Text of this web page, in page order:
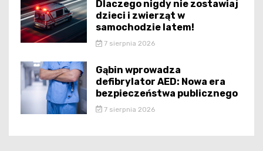
Dlaczego nigdy nie zostawiaj
dzieci i zwierząt w
samochodzie latem!
7 sierpnia 2026
Gąbin wprowadza
defibrylator AED: Nowa era
bezpieczeństwa publicznego
7 sierpnia 2026